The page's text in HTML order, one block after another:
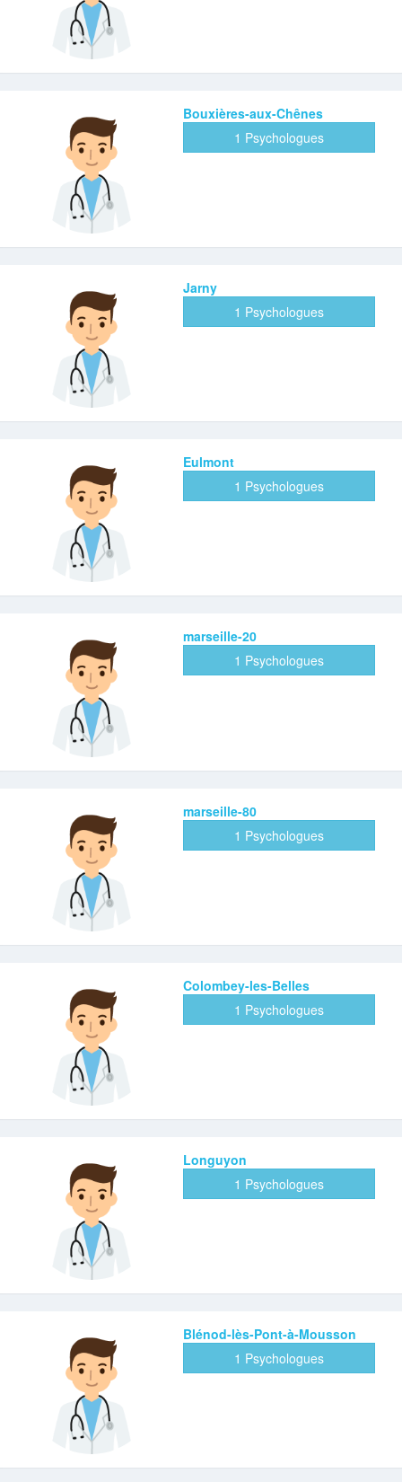
Bouxières-aux-Chênes
1 Psychologues
Jarny
1 Psychologues
Eulmont
1 Psychologues
marseille-20
1 Psychologues
marseille-80
1 Psychologues
Colombey-les-Belles
1 Psychologues
Longuyon
1 Psychologues
Blénod-lès-Pont-à-Mousson
1 Psychologues